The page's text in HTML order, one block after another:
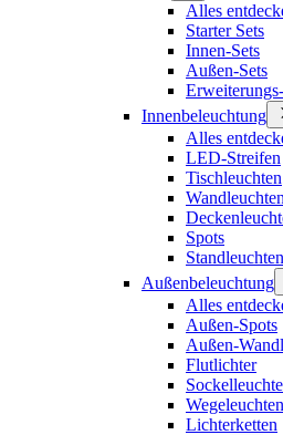
Alles
Starter Sets
Innen-Sets
Außen-Sets
Innenbeleuchtung
Alles
LED-Streifen
Tischleuchten
Wandleuchten
Spots
Standleuchten
Außenbeleuchtung
Alles
Außen-Spots
Außen-
Flutlichter
Wegeleuchten
Lichterketten